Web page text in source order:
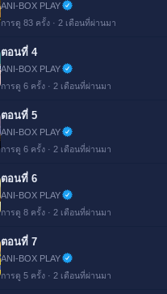
ANI-BOX PLAY
การดู 83 ครั้ง · 2 เดือนที่ผ่านมา
ตอนที่ 4
ANI-BOX PLAY
การดู 6 ครั้ง · 2 เดือนที่ผ่านมา
ตอนที่ 5
ANI-BOX PLAY
การดู 6 ครั้ง · 2 เดือนที่ผ่านมา
ตอนที่ 6
ANI-BOX PLAY
การดู 8 ครั้ง · 2 เดือนที่ผ่านมา
ตอนที่ 7
ANI-BOX PLAY
การดู 5 ครั้ง · 2 เดือนที่ผ่านมา